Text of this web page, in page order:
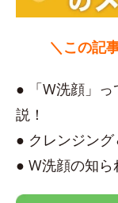
＼この記
● 「W洗顔」
説！
● クレンジン
● W洗顔の知ら